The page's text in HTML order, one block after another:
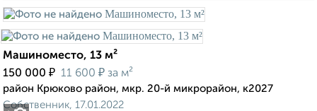
Машиноместо, 13 м²
150 000 ₽ 11 600 ₽ за м²
район Крюково район, мкр. 20-й микрорайон, к2027
Собственник, 17.01.2022